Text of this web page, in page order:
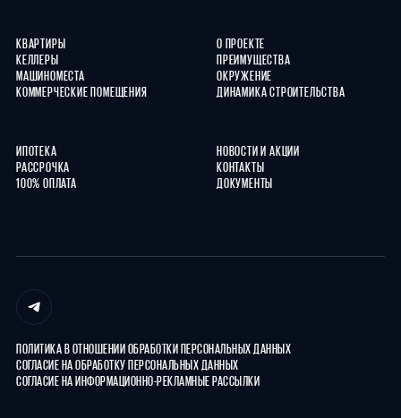
КВАРТИРЫ
КЕЛЛЕРЫ
МАШИНОМЕСТА
КОММЕРЧЕСКИЕ ПОМЕЩЕНИЯ
О ПРОЕКТЕ
ПРЕИМУЩЕСТВА
ОКРУЖЕНИЕ
ДИНАМИКА СТРОИТЕЛЬСТВА
ИПОТЕКА
РАССРОЧКА
100% ОПЛАТА
НОВОСТИ И АКЦИИ
КОНТАКТЫ
ДОКУМЕНТЫ
ПОЛИТИКА В ОТНОШЕНИИ ОБРАБОТКИ ПЕРСОНАЛЬНЫХ ДАННЫХ
СОГЛАСИЕ НА ОБРАБОТКУ ПЕРСОНАЛЬНЫХ ДАННЫХ
СОГЛАСИЕ НА ИНФОРМАЦИОННО-РЕКЛАМНЫЕ РАССЫЛКИ